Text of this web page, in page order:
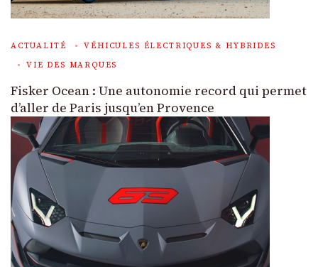
ACTUALITÉ
VÉHICULES ÉLECTRIQUES & HYBRIDES
VIE DES MARQUES
Fisker Ocean : Une autonomie record qui permet
d’aller de Paris jusqu’en Provence